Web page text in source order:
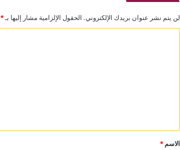
لن يتم نشر عنوان بريدك الإلكتروني. الحقول الإلزامية مشار إليها بـ*
*
الاسم *